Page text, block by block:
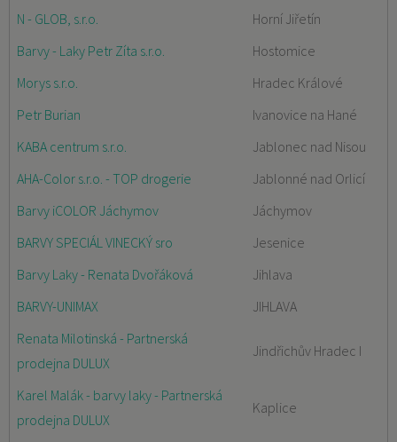
N - GLOB, s.r.o.
Horní Jiřetín
Barvy - Laky Petr Zíta s.r.o.
Hostomice
Morys s.r.o.
Hradec Králové
Petr Burian
Ivanovice na Hané
KABA centrum s.r.o.
Jablonec nad Nisou
AHA-Color s.r.o. - TOP drogerie
Jablonné nad Orlicí
Barvy iCOLOR Jáchymov
Jáchymov
BARVY SPECIÁL VINECKÝ sro
Jesenice
Barvy Laky - Renata Dvořáková
Jihlava
BARVY-UNIMAX
JIHLAVA
Renata Milotinská - Partnerská
prodejna DULUX
Jindřichův Hradec I
Karel Malák - barvy laky - Partnerská
prodejna DULUX
Kaplice